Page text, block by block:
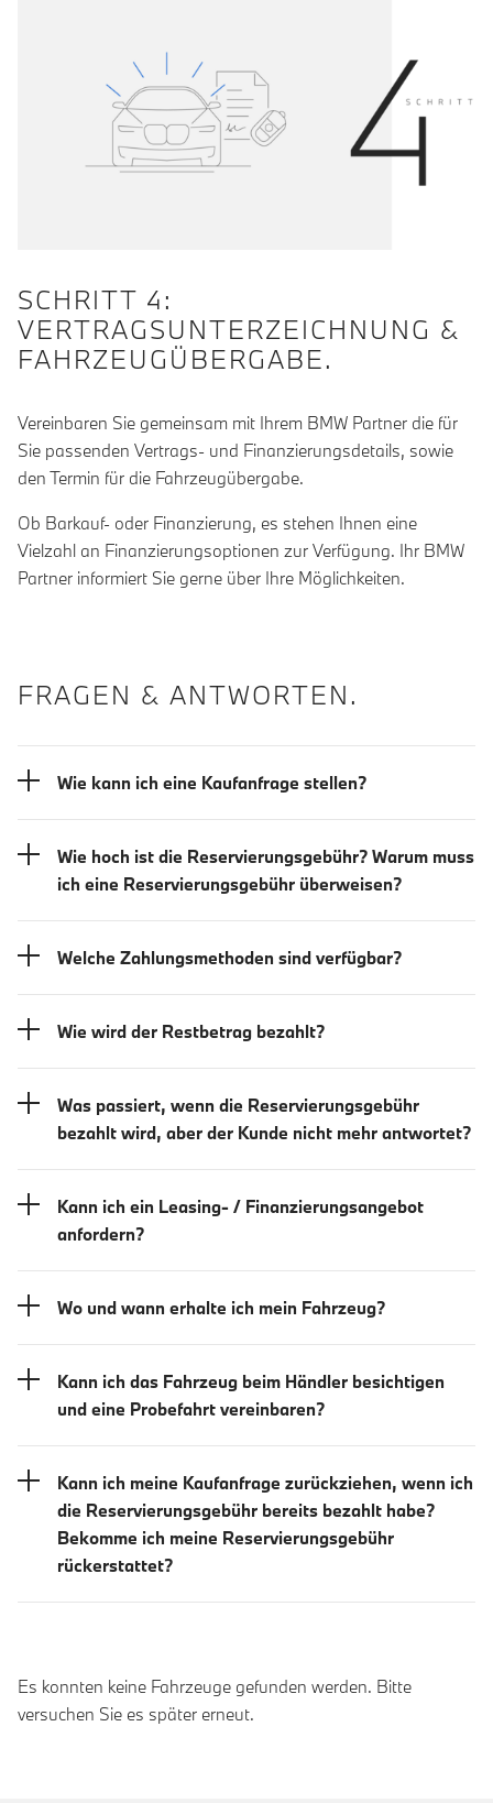
SCHRITT 4:
VERTRAGSUNTERZEICHNUNG &
FAHRZEUGÜBERGABE.
Vereinbaren Sie gemeinsam mit Ihrem BMW Partner die für
Sie passenden Vertrags- und Finanzierungsdetails, sowie
den Termin für die Fahrzeugübergabe.
Ob Barkauf- oder Finanzierung, es stehen Ihnen eine
Vielzahl an Finanzierungsoptionen zur Verfügung. Ihr BMW
Partner informiert Sie gerne über Ihre Möglichkeiten.
FRAGEN & ANTWORTEN.
Wie kann ich eine Kaufanfrage stellen?
Wie hoch ist die Reservierungsgebühr? Warum muss
ich eine Reservierungsgebühr überweisen?
Welche Zahlungsmethoden sind verfügbar?
Wie wird der Restbetrag bezahlt?
Was passiert, wenn die Reservierungsgebühr
bezahlt wird, aber der Kunde nicht mehr antwortet?
Kann ich ein Leasing- / Finanzierungsangebot
anfordern?
Wo und wann erhalte ich mein Fahrzeug?
Kann ich das Fahrzeug beim Händler besichtigen
und eine Probefahrt vereinbaren?
Kann ich meine Kaufanfrage zurückziehen, wenn ich
die Reservierungsgebühr bereits bezahlt habe?
Bekomme ich meine Reservierungsgebühr
rückerstattet?
Es konnten keine Fahrzeuge gefunden werden. Bitte
versuchen Sie es später erneut.